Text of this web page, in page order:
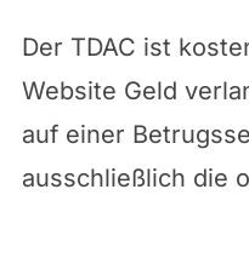
Der TDAC ist
Website Geld
auf einer
ausschließlich die